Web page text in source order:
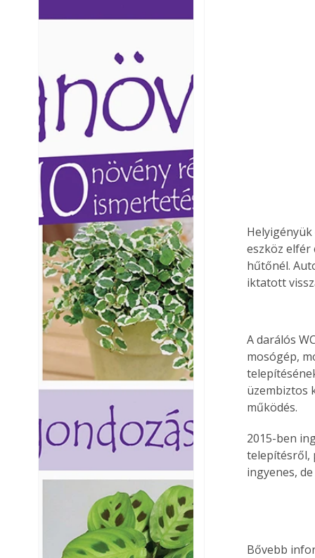
eszköz elfér
hűtőnél.
iktatott
A darálós
mosógép,
üzembiztos
működés.
2015-ben
telepítésről,
ingyenes,
Bővebb